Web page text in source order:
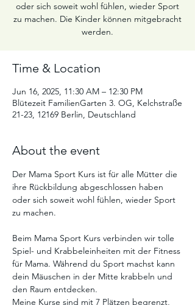
oder sich soweit wohl fühlen, wieder Sport
zu machen. Die Kinder können mitgebracht
werden.
Time & Location
Jun 16, 2025, 11:30 AM – 12:30 PM
Blütezeit FamilienGarten 3. OG, Kelchstraße
21-23, 12169 Berlin, Deutschland
About the event
Der Mama Sport Kurs ist für alle Mütter die
ihre Rückbildung abgeschlossen haben
oder sich soweit wohl fühlen, wieder Sport
zu machen.
Beim Mama Sport Kurs verbinden wir tolle
Spiel- und Krabbeleinheiten mit der Fitness
für Mama. Während du Sport machst kann
dein Mäuschen in der Mitte krabbeln und
den Raum entdecken.
Meine Kurse sind mit 7 Plätzen begrenzt,